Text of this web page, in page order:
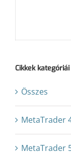
Cikkek kategóriái
Összes
MetaTrader
MetaTrader